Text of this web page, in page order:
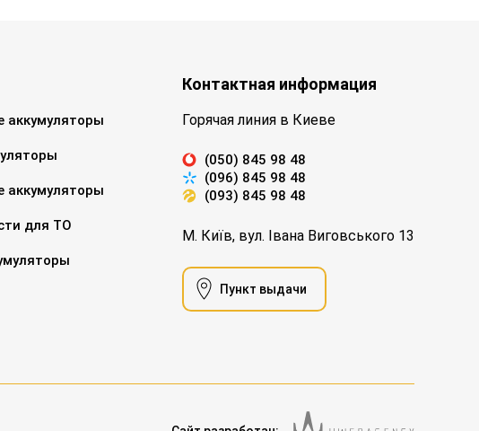
аккумуляторы
аккумуляторы
для ТО
Контактная информация
Горячая линия в Киеве
(050) 845 98 48
(096) 845 98 48
(093) 845 98 48
М. Київ, вул. Івана Виговського 13
Пункт выдачи